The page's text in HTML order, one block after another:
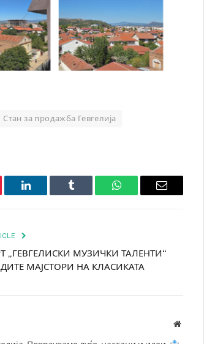
Стан за продажба Гевгелија
LinkedIn Tumblr WhatsAppEmail
„ГЕВГЕЛИСКИ МУЗИЧКИ ТАЛЕНТИ“
МАЈСТОРИ НА КЛАСИКАТА
Website